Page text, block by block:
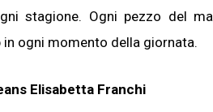
stagione. Ogni pezzo del
ogni momento della giornata.
Elisabetta Franchi